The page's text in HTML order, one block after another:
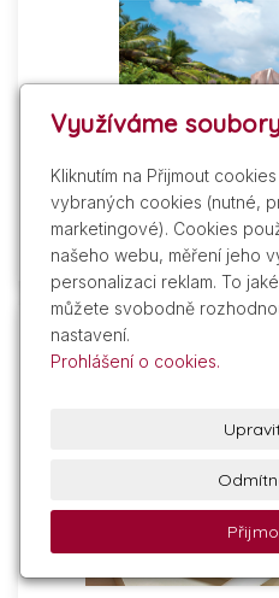
Využíváme
Kliknutím na Přijmout
vybraných cookies (nutné,
marketingové). Cookies
našeho webu, měření jeho
personalizaci reklam. To
můžete svobodně
nastavení.
Prohlášení o cookies.